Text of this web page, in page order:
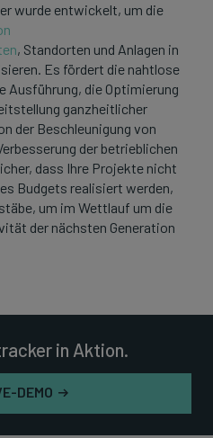
wurde entwickelt, um die
, Standorten und Anlagen in
Es fördert die nahtlose
Ausführung, die Optimierung
ganzheitlicher
der Beschleunigung von
der betrieblichen
dass Ihre Projekte nicht
Budgets realisiert werden,
um im Wettlauf um die
der nächsten Generation
in Aktion.
DEMO